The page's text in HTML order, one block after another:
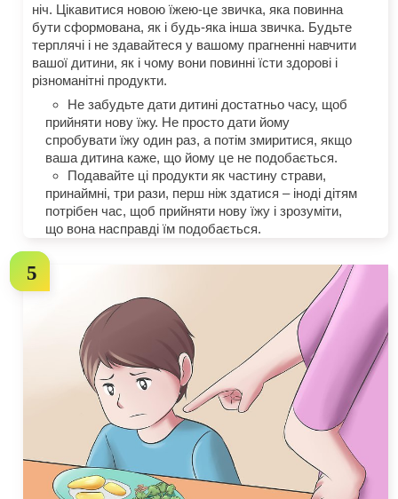
ніч. Цікавитися новою їжею-це звичка, яка повинна
бути сформована, як і будь-яка інша звичка. Будьте
терплячі і не здавайтеся у вашому прагненні навчити
вашої дитини, як і чому вони повинні їсти здорові і
різноманітні продукти.
Не забудьте дати дитині достатньо часу, щоб
прийняти нову їжу. Не просто дати йому
спробувати їжу один раз, а потім змиритися, якщо
ваша дитина каже, що йому це не подобається.
Подавайте ці продукти як частину страви,
принаймні, три рази, перш ніж здатися – іноді дітям
потрібен час, щоб прийняти нову їжу і зрозуміти,
що вона насправді їм подобається.